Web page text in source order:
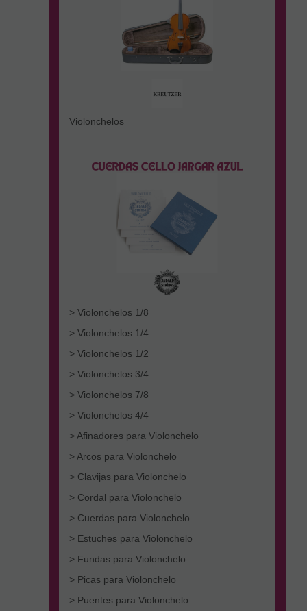
Violonchelos
> Violonchelos 1/8
> Violonchelos 1/4
> Violonchelos 1/2
> Violonchelos 3/4
> Violonchelos 7/8
> Violonchelos 4/4
> Afinadores para Violonchelo
> Arcos para Violonchelo
> Clavijas para Violonchelo
> Cordal para Violonchelo
> Cuerdas para Violonchelo
> Estuches para Violonchelo
> Fundas para Violonchelo
> Picas para Violonchelo
> Puentes para Violonchelo